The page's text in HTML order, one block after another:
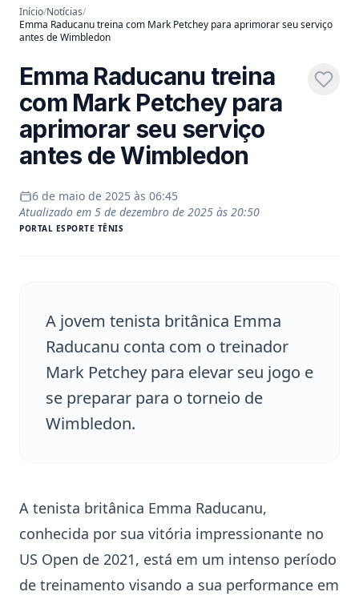
Início/Notícias/
Emma Raducanu treina com Mark Petchey para aprimorar seu serviço
antes de Wimbledon
Emma Raducanu treina
com Mark Petchey para
aprimorar seu serviço
antes de Wimbledon
6 de maio de 2025 às 06:45
Atualizado em 5 de dezembro de 2025 às 20:50
PORTAL ESPORTE TÊNIS
A jovem tenista britânica Emma
Raducanu conta com o treinador
Mark Petchey para elevar seu jogo e
se preparar para o torneio de
Wimbledon.
A tenista britânica Emma Raducanu,
conhecida por sua vitória impressionante no
US Open de 2021, está em um intenso período
de treinamento visando a sua performance em